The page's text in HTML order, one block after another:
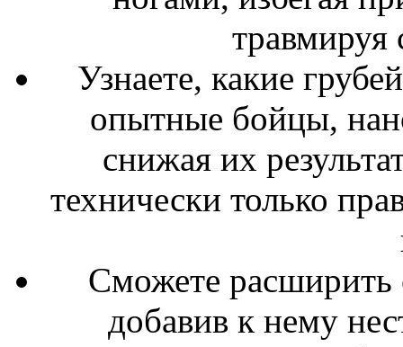
травмируя
Узнаете, какие
опытные бойцы,
снижая их
технически только
Сможете расширить
добавив к нему